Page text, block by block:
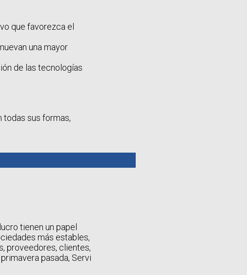
que favorezca el
una mayor
de las tecnologías
todas sus formas,
tienen un papel
más estables,
proveedores, clientes,
pasada, Servi